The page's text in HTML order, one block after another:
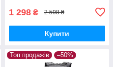
1 298 ₴ 2 598 ₴
Купити
Топ продажів –50%